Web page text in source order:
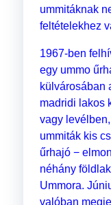
ummitáknak
feltételekhez
1967-ben
egy ummo
külvárosában
madridi lakos
vagy
ummiták kis
űrhajó −
néhány
Ummora.
valóban